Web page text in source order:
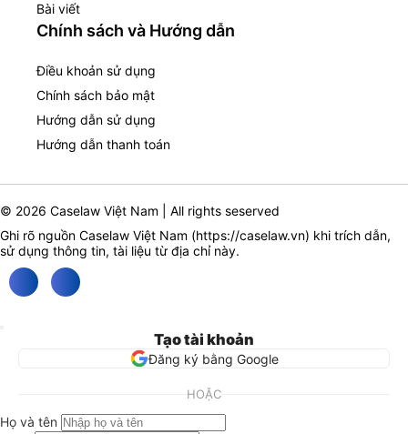
Bài viết
Chính sách và Hướng dẫn
Điều khoản sử dụng
Chính sách bảo mật
Hướng dẫn sử dụng
Hướng dẫn thanh toán
© 2026 Caselaw Việt Nam | All rights seserved
Ghi rõ nguồn Caselaw Việt Nam (https://caselaw.vn) khi trích dẫn,
sử dụng thông tin, tài liệu từ địa chỉ này.
Tạo tài khoản
Đăng ký bằng Google
HOẶC
Họ và tên